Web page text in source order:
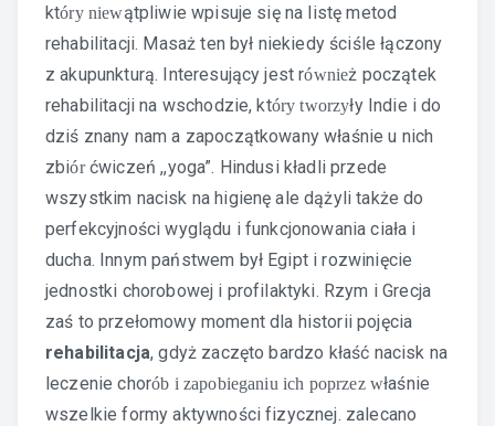
który niewątpliwie wpisuje się na listę metod
rehabilitacji. Masaż ten był niekiedy ściśle łączony
z akupunkturą. Interesujący jest również początek
rehabilitacji na wschodzie, który tworzyły Indie i do
dziś znany nam a zapoczątkowany właśnie u nich
zbiórćwiczeń ,,yoga”. Hindusi kładli przede
wszystkim nacisk na higienę ale dążyli także do
perfekcyjności wyglądu i funkcjonowania ciała i
ducha. Innym państwem był Egipt i rozwinięcie
jednostki chorobowej i profilaktyki. Rzym i Grecja
zaś to przełomowy moment dla historii pojęcia
rehabilitacja, gdyż zaczęto bardzo kłaść nacisk na
leczenie chorób i zapobieganiu ich poprzez właśnie
wszelkie formy aktywności fizycznej. zalecano